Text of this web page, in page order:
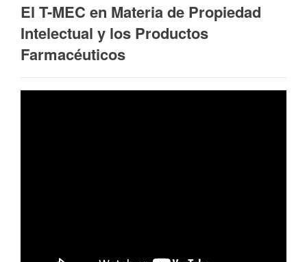
El T-MEC en Materia de Propiedad
Intelectual y los Productos
Farmacéuticos